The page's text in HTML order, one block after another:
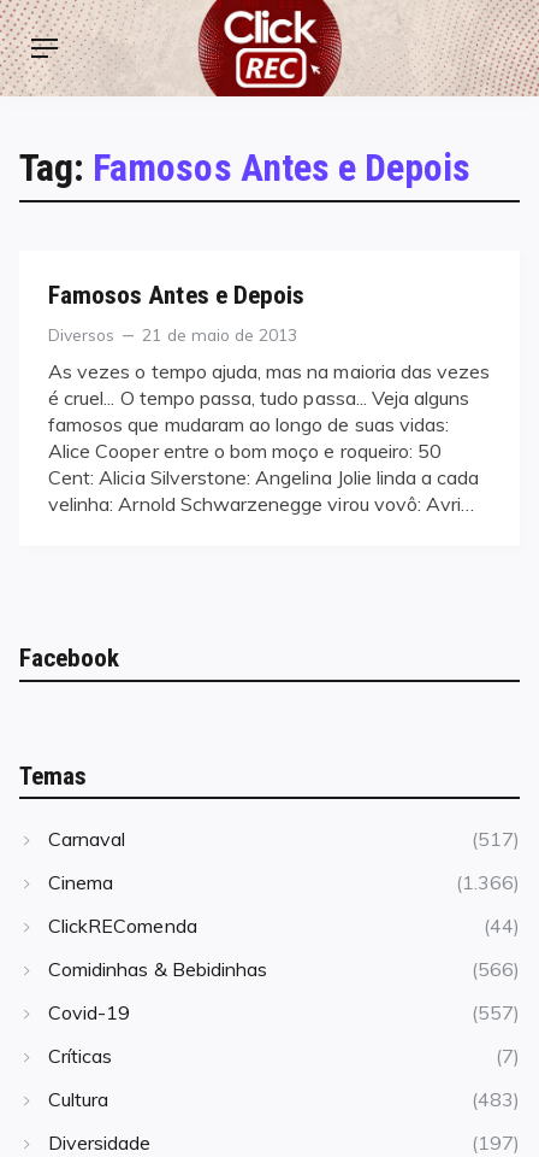
Skip
to
content
ClickREC
Menu
Tag: Famosos Antes e Depois
Famosos Antes e Depois
Categories
Diversos
Posted
21 de maio de 2013
As vezes o tempo ajuda, mas na maioria das vezes
é cruel... O tempo passa, tudo passa... Veja alguns
famosos que mudaram ao longo de suas vidas:
Alice Cooper entre o bom moço e roqueiro: 50
Cent: Alicia Silverstone: Angelina Jolie linda a cada
velinha: Arnold Schwarzenegge virou vovô: Avri…
Facebook
Temas
Carnaval
(517)
Cinema
(1.366)
ClickREComenda
(44)
Comidinhas & Bebidinhas
(566)
Covid-19
(557)
Críticas
(7)
Cultura
(483)
Diversidade
(197)